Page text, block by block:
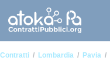
Contratti Lombardia Pavia